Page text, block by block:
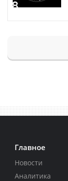
Главное
Новости
Аналитика